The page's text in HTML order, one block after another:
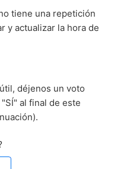
tiene una repetición
y actualizar la hora de
déjenos un voto
al final de este